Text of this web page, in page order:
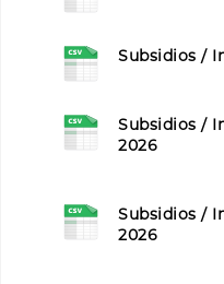
Subsidios /
Subsidios /
2026
Subsidios /
2026